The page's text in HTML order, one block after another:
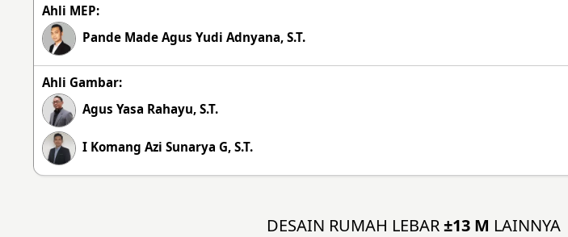
Ahli MEP:
Pande Made Agus Yudi Adnyana, S.T.
Ahli Gambar:
Agus Yasa Rahayu, S.T.
I Komang Azi Sunarya G, S.T.
DESAIN RUMAH LEBAR±13 M LAINNYA